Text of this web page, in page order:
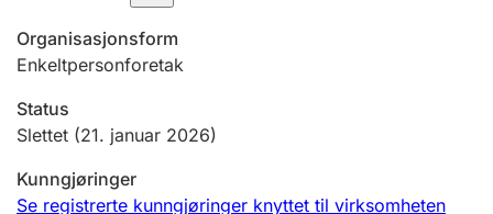
Tinglysing
Jeger
Organisasjonsform
Enkeltpersonforetak
Status
Slettet (21. januar 2026)
Kunngjøringer
Se registrerte kunngjøringer knyttet til virksomheten